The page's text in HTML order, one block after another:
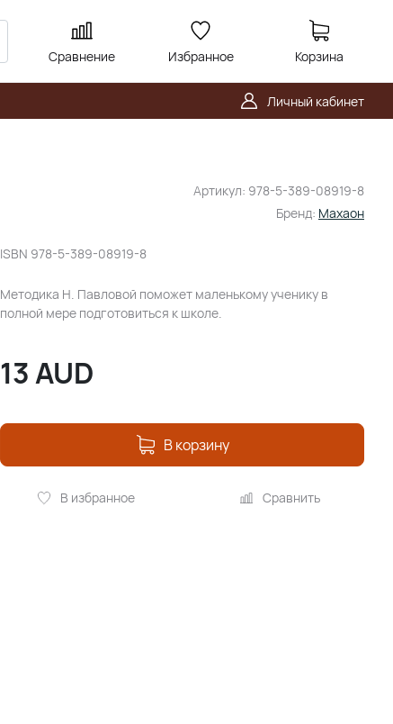
Сравнение Избранное Корзина
Личный кабинет
Артикул: 978-5-389-08919-8
Бренд: Махаон
ISBN 978-5-389-08919-8
Методика Н. Павловой поможет маленькому ученику в
полной мере подготовиться к школе.
13AUD
В корзину
В избранное Сравнить